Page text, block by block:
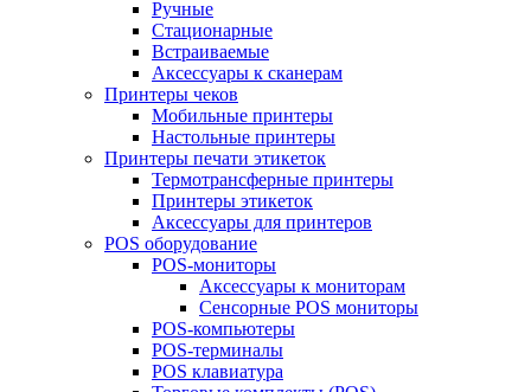
Ручные
Стационарные
Встраиваемые
Аксессуары к сканерам
Принтеры чеков
Мобильные принтеры
Настольные принтеры
Принтеры печати этикеток
Термотрансферные принтеры
Принтеры этикеток
Аксессуары для принтеров
POS оборудование
POS-мониторы
Аксессуары к мониторам
Сенсорные POS мониторы
POS-компьютеры
POS-терминалы
POS клавиатура